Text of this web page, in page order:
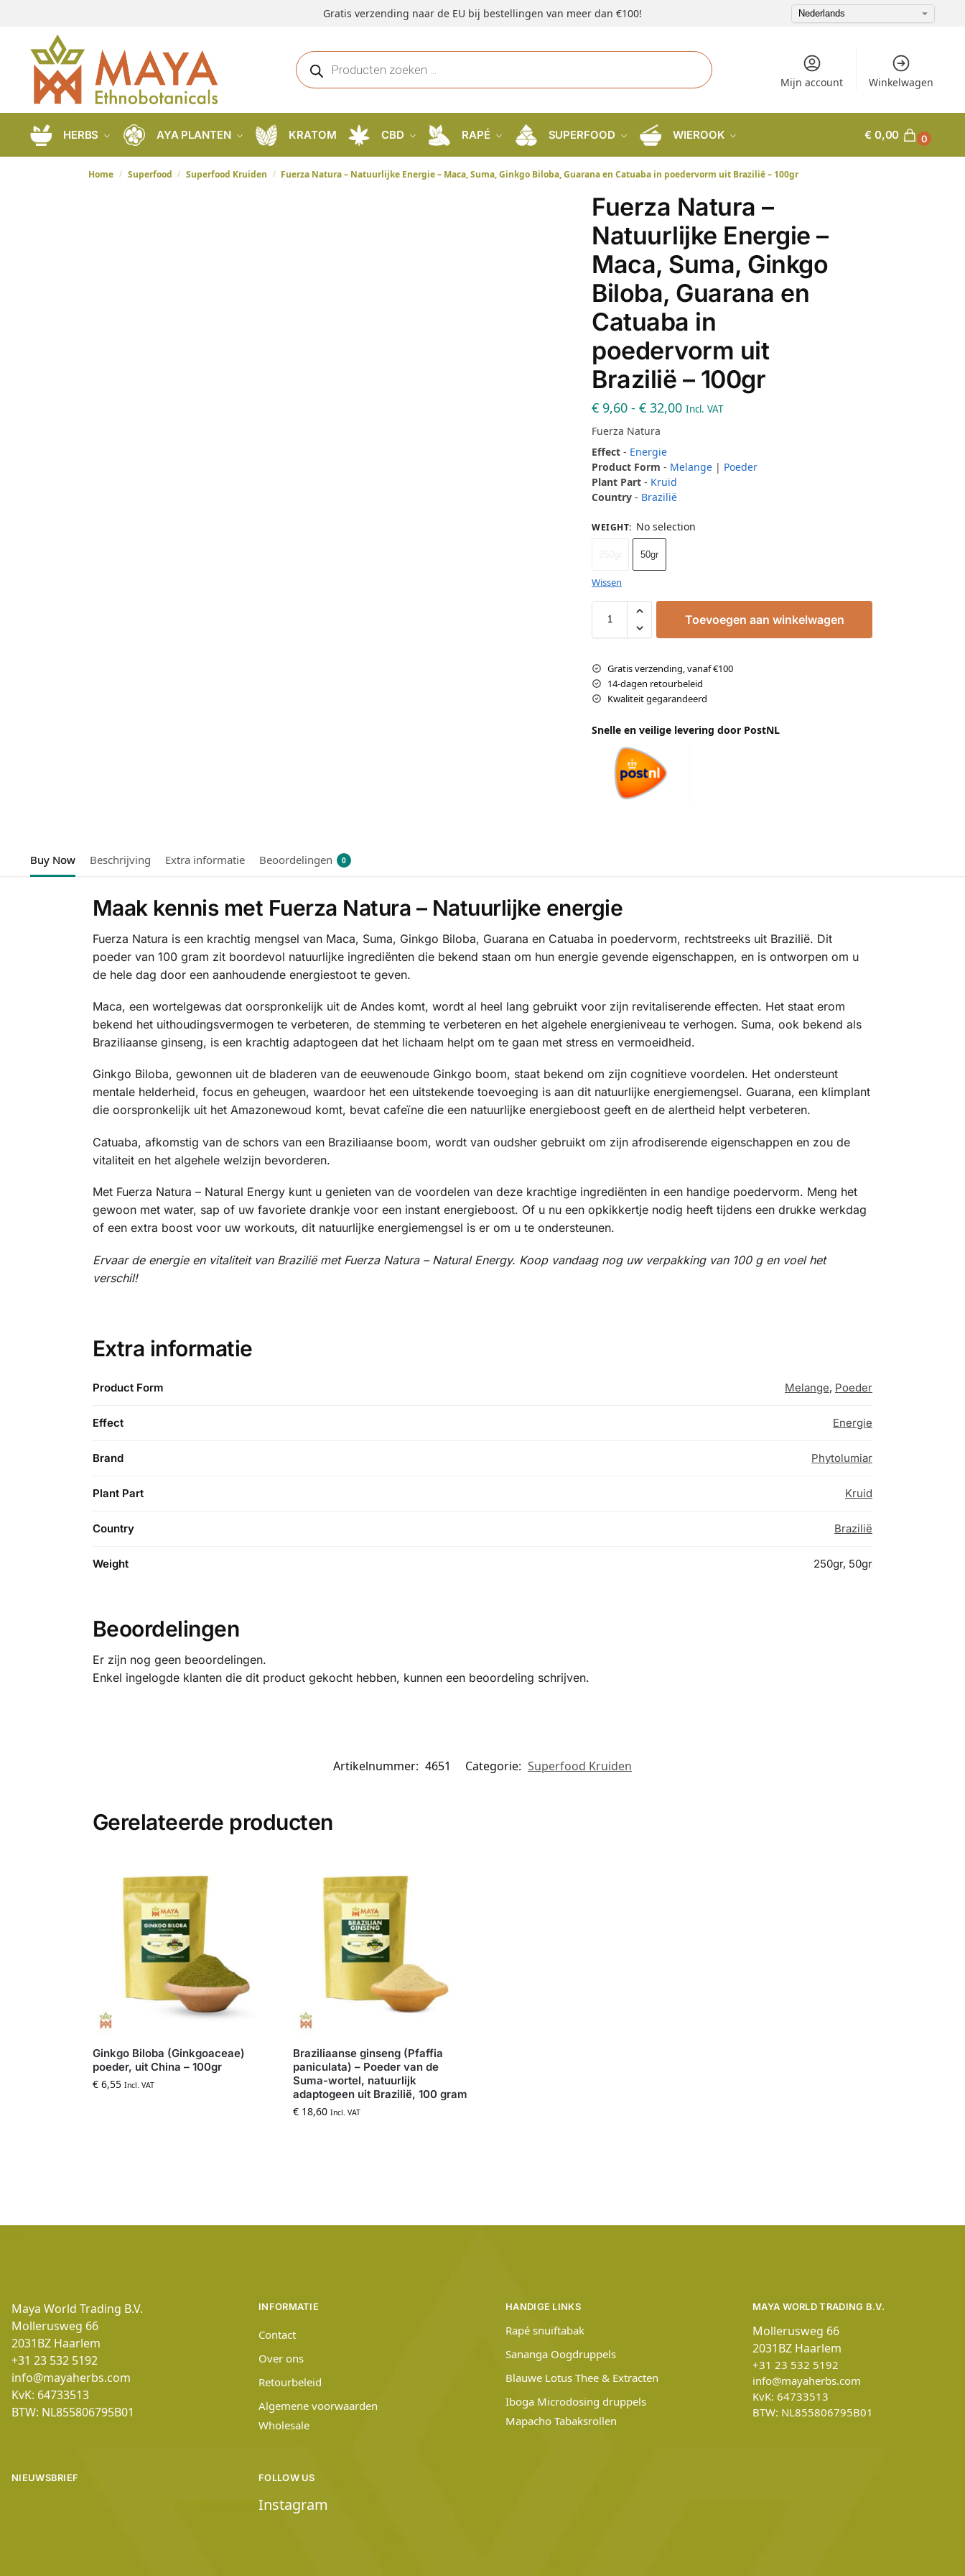
Gratis verzending naar de EU bij bestellingen van meer dan €100!
Mijn account Winkelwagen
HERBS AYA PLANTEN KRATOM CBD RAPÉ SUPERFOOD WIEROOK € 0,00 0
Home / Superfood / Superfood Kruiden / Fuerza Natura – Natuurlijke Energie – Maca, Suma, Ginkgo Biloba, Guarana en Catuaba in poedervorm uit Brazilië – 100gr
Fuerza Natura –
Natuurlijke Energie –
Maca, Suma, Ginkgo
Biloba, Guarana en
Catuaba in
poedervorm uit
Brazilië – 100gr
€ 9,60 - € 32,00 Incl. VAT
Fuerza Natura
Effect - Energie
Product Form - Melange | Poeder
Plant Part - Kruid
Country - Brazilië
WEIGHT: No selection
50gr
Wissen
Toevoegen aan winkelwagen
Gratis verzending, vanaf €100
14-dagen retourbeleid
Kwaliteit gegarandeerd
Snelle en veilige levering door PostNL
Buy Now Beschrijving Extra informatie Beoordelingen 0
Maak kennis met Fuerza Natura – Natuurlijke energie
Fuerza Natura is een krachtig mengsel van Maca, Suma, Ginkgo Biloba, Guarana en Catuaba in poedervorm, rechtstreeks uit Brazilië. Dit
poeder van 100 gram zit boordevol natuurlijke ingrediënten die bekend staan om hun energie gevende eigenschappen, en is ontworpen om u
de hele dag door een aanhoudende energiestoot te geven.
Maca, een wortelgewas dat oorspronkelijk uit de Andes komt, wordt al heel lang gebruikt voor zijn revitaliserende effecten. Het staat erom
bekend het uithoudingsvermogen te verbeteren, de stemming te verbeteren en het algehele energieniveau te verhogen. Suma, ook bekend als
Braziliaanse ginseng, is een krachtig adaptogeen dat het lichaam helpt om te gaan met stress en vermoeidheid.
Ginkgo Biloba, gewonnen uit de bladeren van de eeuwenoude Ginkgo boom, staat bekend om zijn cognitieve voordelen. Het ondersteunt
mentale helderheid, focus en geheugen, waardoor het een uitstekende toevoeging is aan dit natuurlijke energiemengsel. Guarana, een klimplant
die oorspronkelijk uit het Amazonewoud komt, bevat cafeïne die een natuurlijke energieboost geeft en de alertheid helpt verbeteren.
Catuaba, afkomstig van de schors van een Braziliaanse boom, wordt van oudsher gebruikt om zijn afrodiserende eigenschappen en zou de
vitaliteit en het algehele welzijn bevorderen.
Met Fuerza Natura – Natural Energy kunt u genieten van de voordelen van deze krachtige ingrediënten in een handige poedervorm. Meng het
gewoon met water, sap of uw favoriete drankje voor een instant energieboost. Of u nu een opkikkertje nodig heeft tijdens een drukke werkdag
of een extra boost voor uw workouts, dit natuurlijke energiemengsel is er om u te ondersteunen.
Ervaar de energie en vitaliteit van Brazilië met Fuerza Natura – Natural Energy. Koop vandaag nog uw verpakking van 100 g en voel het
verschil!
Extra informatie
Product Form Melange, Poeder
Effect Energie
Brand Phytolumiar
Plant Part Kruid
Country Brazilië
Weight 250gr, 50gr
Beoordelingen
Er zijn nog geen beoordelingen.
Enkel ingelogde klanten die dit product gekocht hebben, kunnen een beoordeling schrijven.
Artikelnummer: 4651 Categorie: Superfood Kruiden
Gerelateerde producten
Ginkgo Biloba (Ginkgoaceae)
poeder, uit China – 100gr
€6,55 Incl. VAT
Braziliaanse ginseng (Pfaffia
paniculata) – Poeder van de
Suma-wortel, natuurlijk
adaptogeen uit Brazilië, 100 gram
€18,60 Incl. VAT
Maya World Trading B.V.
Mollerusweg 66
2031BZ Haarlem
+31 23 532 5192
info@mayaherbs.com
KvK: 64733513
BTW: NL855806795B01
INFORMATIE
Contact
Over ons
Retourbeleid
Algemene voorwaarden
Wholesale
HANDIGE LINKS
Rapé snuiftabak
Sananga Oogdruppels
Blauwe Lotus Thee & Extracten
Iboga Microdosing druppels
Mapacho Tabaksrollen
MAYA WORLD TRADING B.V.
Mollerusweg 66
2031BZ Haarlem
+31 23 532 5192
info@mayaherbs.com
KvK: 64733513
BTW: NL855806795B01
NIEUWSBRIEF FOLLOW US
Instagram